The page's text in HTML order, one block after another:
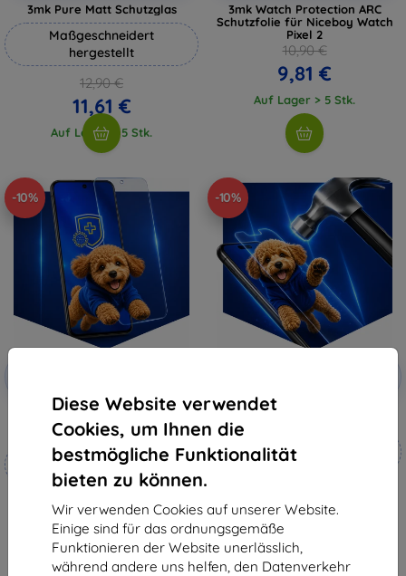
Diese Website verwendet
Cookies, um Ihnen die
bestmögliche Funktionalität
bieten zu können.
Wir verwenden Cookies auf unserer Website.
Einige sind für das ordnungsgemäße
Funktionieren der Website unerlässlich,
während andere uns helfen, den Datenverkehr
3mk Pure Matt Schutzglas
Maßgeschneidert
hergestellt
12,90 €
11,61 €
Auf Lager > 5 Stk.
3mk Watch Protection ARC
Schutzfolie für Niceboy Watch
Pixel 2
10,90 €
9,81 €
Auf Lager > 5 Stk.
-10%
3mk Silverprotection+
Schutzfolie
Maßgeschneidert
hergestellt
17,01 €
Auf Lager > 5 Stk.
-10%
3mk Hammer Schutzfolie
hergestellt
17,91 €
Auf Lager 4 Stk.